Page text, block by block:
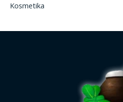
Kosmetika